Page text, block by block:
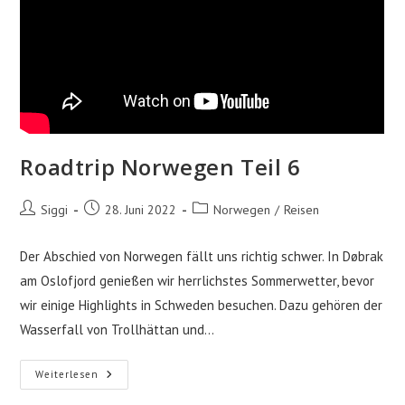
Roadtrip Norwegen Teil 6
Beitrags-
Siggi
Beitrag28. Juni 2022
Beitrags-
Norwegen / Reisen
Der Abschied von Norwegen fällt uns richtig schwer. In Døbrak
am Oslofjord genießen wir herrlichstes Sommerwetter, bevor
wir einige Highlights in Schweden besuchen. Dazu gehören der
Wasserfall von Trollhättan und…
Weiterlesen Roadtrip
Norwegen